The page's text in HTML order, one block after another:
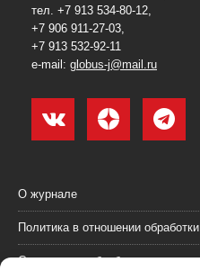
тел. +7 913 534-80-12,
+7 906 911-27-03,
+7 913 532-92-11
e-mail: globus-j@mail.ru
О журнале
Политика в отношении
Согласие на обработку